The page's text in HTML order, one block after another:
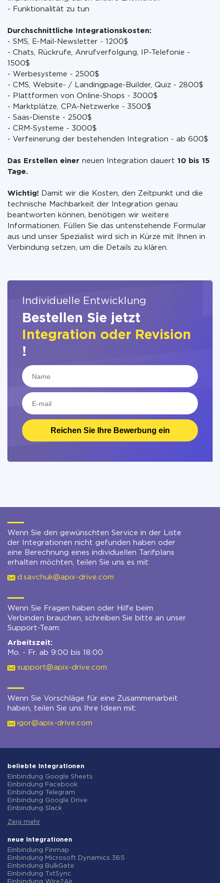
- Funktionalität zu tun
Durchschnittliche Integrationskosten:
- SMS, E-Mail-Newsletter - 1200$
- Chats, Rückrufe, Anrufverfolgung, IP-Telefonie -
1500$
- Werbesysteme - 2500$
- CMS, Website- / Landingpage-Builder, Quiz - 2800$
- Plattformen von Online-Shops - 3000$
- Marktplätze, CPA-Netzwerke - 3500$
- Saas-Dienste - 2500$
- CRM-Systeme - 3000$
- Verfeinerung der bestehenden Integration - ab 600$
Das Erstellen einer neuen Integration dauert 10 bis 15
Tage.
Wichtig!
Damit wir die Kosten, den Zeitpunkt und die
technische Machbarkeit der Integration genau
beantworten können, benötigen wir weitere
Informationen. Füllen Sie das untenstehende Formular
aus und unser Spezialist wird sich in Kürze mit Ihnen in
Verbindung setzen, um die Details zu klären.
Individuelle Entwicklung
Bestellen Sie jetzt
Integration oder Revision
!
Reichen Sie Ihre Bewerbung ein
Wenn Sie den gewünschten Service in der Liste
der Integrationen nicht gefunden haben oder
eine Berechnung eines individuellen Tarifplans
erhalten möchten, teilen Sie uns es mit:
d.savchuk@apix-drive.com
Wenn Sie Fragen haben oder Hilfe beim
Verbinden brauchen, schreiben Sie bitte an unser
Support-Team:
Arbeitszeit:
Mo. - Fr. ab 9:00 bis 18:00
support@apix-drive.com
Wenn Sie Vorschläge für eine Zusammenarbeit
haben, teilen Sie uns Ihre Ideen mit:
igor@apix-drive.com
beliebte Integrationen
Einbindung Google Sheets
Einbindung Facebook
Einbindung Telegram
Einbindung Google Drive
Einbindung Slack
Einbindung Gmail
Einbindung ClickUp
Einbindung Airtable
Einbindung Google Contacts
Einbindung OpenAI (ChatGPT)
Einbindung Instagram
Einbindung ActiveCampaign
Zeig mehr
neue Integrationen
Einbindung Finmap
Einbindung Microsoft Dynamics 365
Einbindung BulkGate
Einbindung TxtSync
Einbindung Wire2Air